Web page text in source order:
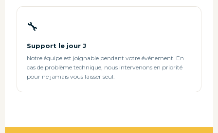
🔧
Support le jour J
Notre équipe est joignable pendant votre événement. En
cas de problème technique, nous intervenons en priorité
pour ne jamais vous laisser seul.